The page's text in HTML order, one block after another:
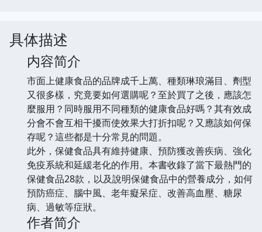
具体描述
内容简介
市面上健康食品的品牌成千上萬、種類琳琅滿目、劑型
又很多樣，究竟要如何選購呢？至於買了之後，應該怎
麼服用？同時服用不同種類的健康食品好嗎？其有效成
分會不會互相干擾而使效果大打折扣呢？又應該如何保
存呢？這些都是十分常見的問題。
此外，保健食品具有維持健康、預防獲改善疾病、強化
免疫系統和延緩老化的作用。本書收錄了當下最熱門的
保健食品28款，以及說明保健食品中的營養成分，如何
預防癌症、腦中風、老年癡呆症、改善高血壓、糖尿
病、過敏等症狀。
作者简介